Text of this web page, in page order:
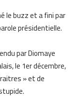
le buzz et a fini par
présidentielle.
par Diomaye
le 1er décembre,
» et de